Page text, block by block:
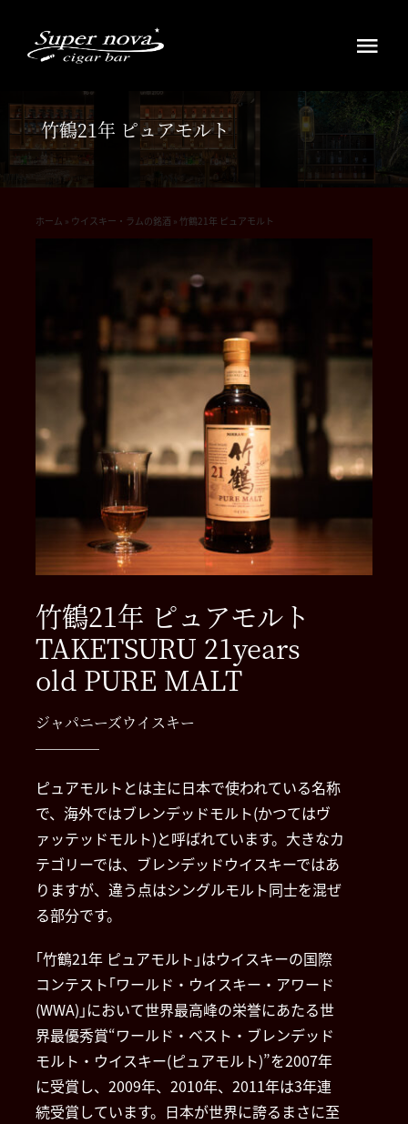
content
HOME
ウイスキー・ラムの銘酒
竹鶴21年 ピュアモルト
ホーム » ウイスキー・ラムの銘酒 » 竹鶴21年 ピュアモルト
竹鶴21年 ピュアモルト
TAKETSURU 21years
old PURE MALT
ジャパニーズウイスキー
ピュアモルトとは主に日本で使われている名称
で、海外ではブレンデッドモルト(かつてはヴ
ァッテッドモルト)と呼ばれています。大きなカ
テゴリーでは、ブレンデッドウイスキーではあ
りますが、違う点はシングルモルト同士を混ぜ
る部分です。
｢竹鶴21年 ピュアモルト｣はウイスキーの国際
コンテスト｢ワールド・ウイスキー・アワード
(WWA)｣において世界最高峰の栄誉にあたる世
界最優秀賞“ワールド・ベスト・ブレンデッド
モルト・ウイスキー(ピュアモルト)”を2007年
に受賞し、2009年、2010年、2011年は3年連
続受賞しています。日本が世界に誇るまさに至